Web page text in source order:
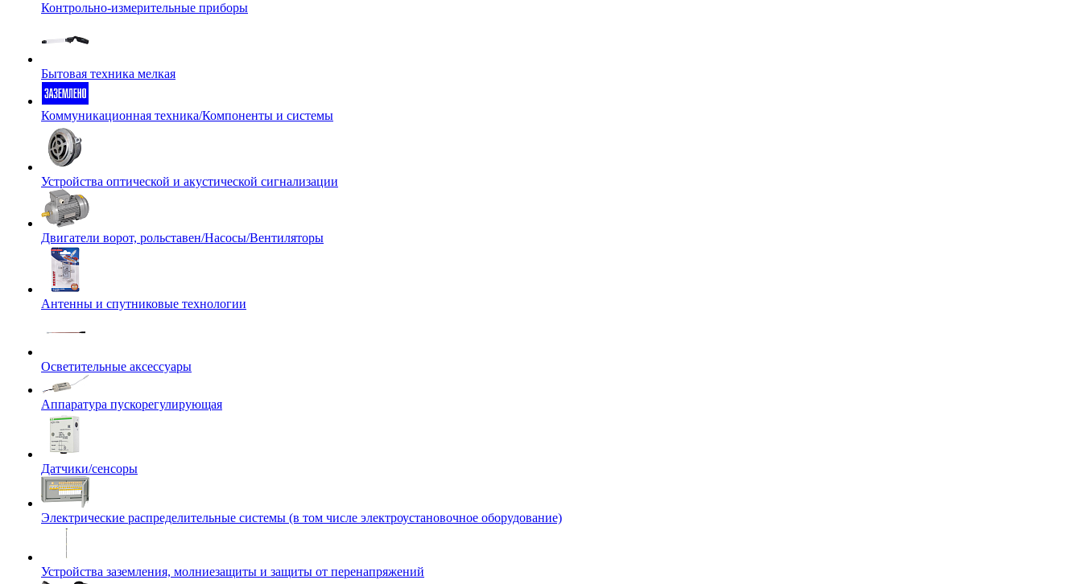
Контрольно-измерительные приборы
Бытовая техника мелкая
Коммуникационная техника/Компоненты и системы
Устройства оптической и акустической сигнализации
Двигатели ворот, рольставен/Насосы/Вентиляторы
Антенны и спутниковые технологии
Осветительные аксессуары
Аппаратура пускорегулирующая
Датчики/сенсоры
Электрические распределительные системы (в том числе электроустановочное оборудование)
Устройства заземления, молниезащиты и защиты от перенапряжений